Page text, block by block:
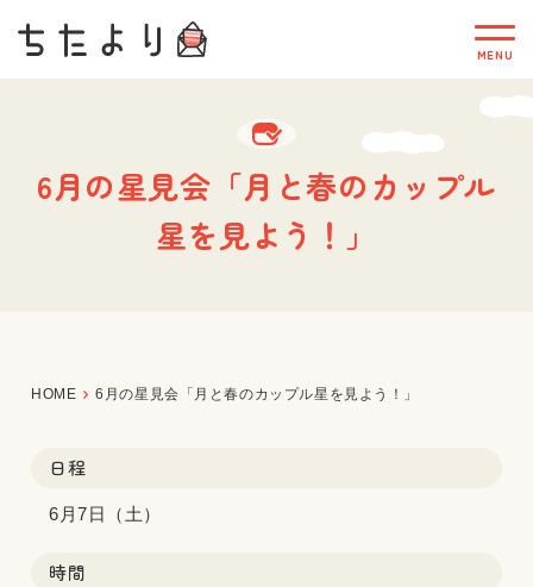
6月の星見会「月と春のカップル
星を見よう！」
HOME 6月の星見会「月と春のカップル星を見よう！」
日程
6月7日（土）
時間